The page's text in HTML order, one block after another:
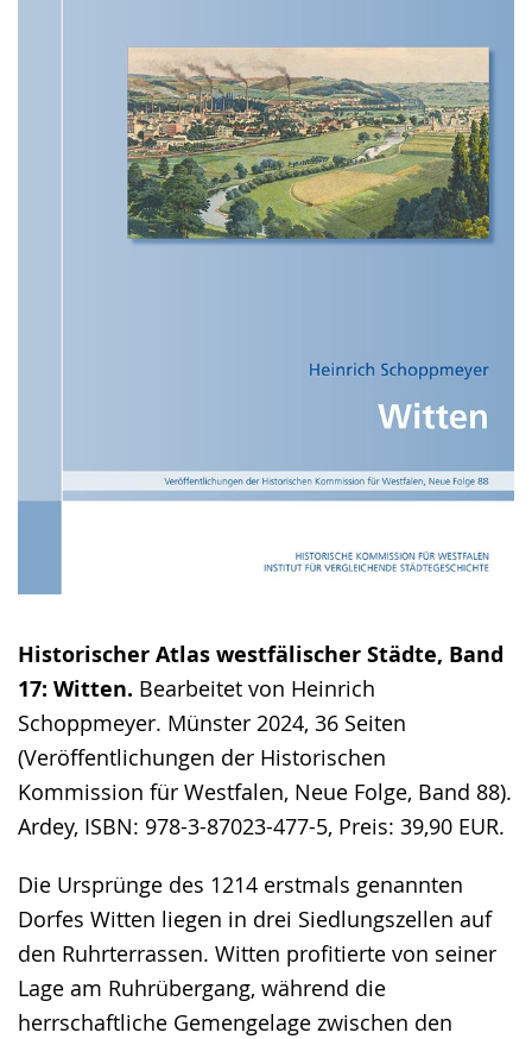
Historischer Atlas westfälischer Städte, Band
17: Witten. Bearbeitet von Heinrich
Schoppmeyer. Münster 2024, 36 Seiten
(Veröffentlichungen der Historischen
Kommission für Westfalen, Neue Folge, Band 88).
Ardey, ISBN: 978-3-87023-477-5, Preis: 39,90 EUR.
Die Ursprünge des 1214 erstmals genannten
Dorfes Witten liegen in drei Siedlungszellen auf
den Ruhrterrassen. Witten profitierte von seiner
Lage am Ruhrübergang, während die
herrschaftliche Gemengelage zwischen den